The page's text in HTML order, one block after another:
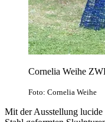
Cornelia Weihe
Foto: Cornelia Weihe
Mit der Ausstellung lucide